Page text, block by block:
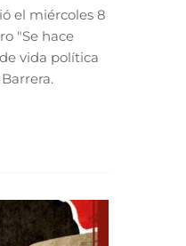
el miércoles 8
"Se hace
vida política